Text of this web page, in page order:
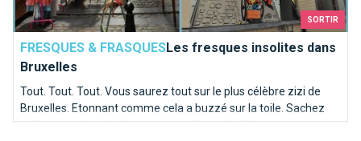
SORTIR
FRESQUES & FRASQUESLes fresques insolites dans
Bruxelles
Tout. Tout. Tout. Vous saurez tout sur le plus célèbre zizi de
Bruxelles. Etonnant comme cela a buzzé sur la toile. Sachez
qu'il existe plein de fresques dans Bruxelles. Prenez une